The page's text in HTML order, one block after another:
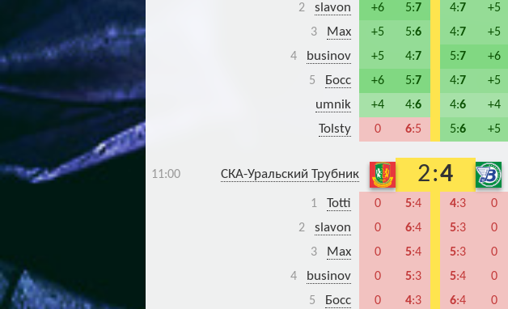
2 slavon +6 5:7 4:7 +5
3 Max +5 5:6 4:7 +5
4 businov +5 4:7 5:7 +6
5 Босс +6 5:7 4:7 +5
umnik
+4 4:6 4:6 +4
Tolsty
0 6:5 5:6 +5
11:00 СКА-Уральский Трубник 2:4
1 Totti 0 5:4 4:3 0
2 slavon 0 6:4 5:3 0
3 Max 0 5:4 5:3 0
4 businov 0 5:3 5:4 0
5 Босс 0 4:3 6:4 0